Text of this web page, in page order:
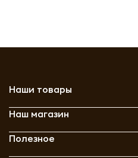
Наши товары
Наш магазин
Полезное